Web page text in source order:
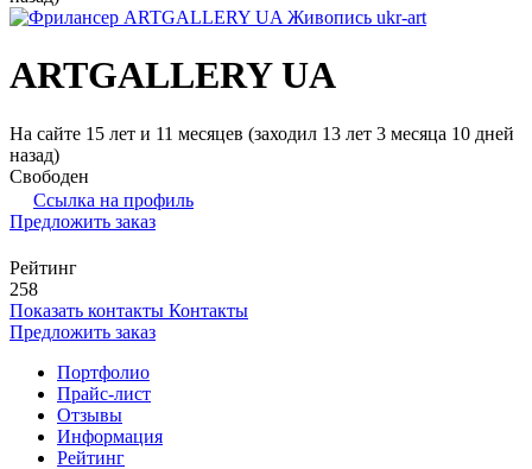
ARTGALLERY UA
На сайте 15 лет и 11 месяцев (заходил 13 лет 3 месяца 10 дней
назад)
Свободен
Ссылка на профиль
Предложить заказ
Рейтинг
258
Показать контакты Контакты
Предложить заказ
Портфолио
Прайс-лист
Отзывы
Информация
Рейтинг